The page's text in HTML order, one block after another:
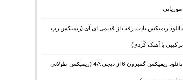
موریانی
دانلود ریمیکس یادت رفت از قدیمی ای آی (ریمیکس رپ
ترکیبی با آهنک کُردی)
دانلود ریمیکس گمبرون 6 از دیجی 4A (ریمیکس طولانی